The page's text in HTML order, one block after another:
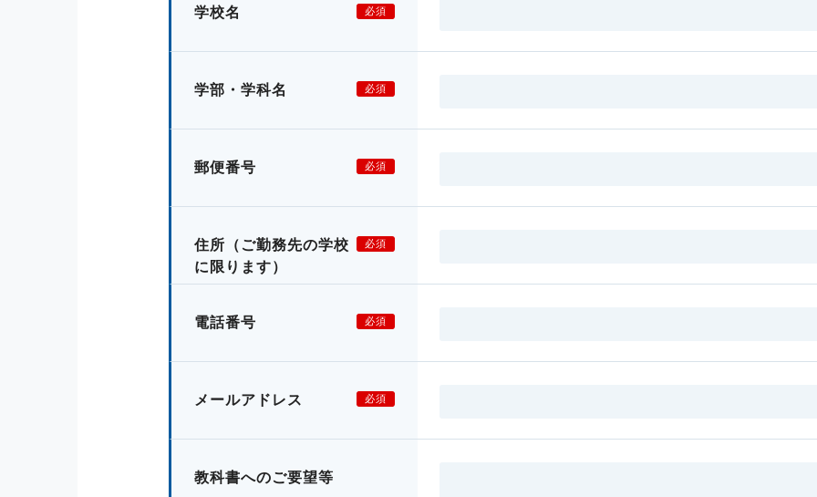
学校名 必須
学部・学科名 必須
郵便番号 必須
住所 （ご勤務先の学校
に限ります）
必須
電話番号 必須
メールアドレス 必須
教科書へのご要望等